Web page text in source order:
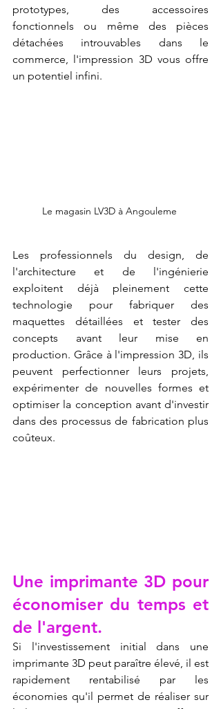
prototypes, des accessoires
fonctionnels ou même des pièces
détachées introuvables dans le
commerce, l'impression 3D vous offre
un potentiel infini.
Le magasin LV3D à Angouleme
Les professionnels du design, de
l'architecture et de l'ingénierie
exploitent déjà pleinement cette
technologie pour fabriquer des
maquettes détaillées et tester des
concepts avant leur mise en
production. Grâce à l'impression 3D, ils
peuvent perfectionner leurs projets,
expérimenter de nouvelles formes et
optimiser la conception avant d'investir
dans des processus de fabrication plus
coûteux.
Une imprimante 3D pour
économiser du temps et
de l'argent.
Si l'investissement initial dans une
imprimante 3D peut paraître élevé, il est
rapidement rentabilisé par les
économies qu'il permet de réaliser sur